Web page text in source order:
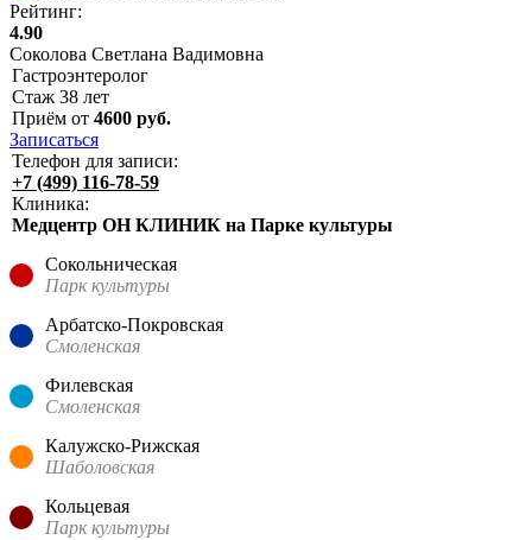
Рейтинг:
4.90
Соколова Светлана Вадимовна
Гастроэнтеролог
Стаж 38 лет
Приём от 4600 руб.
Записаться
Телефон для записи:
+7 (499) 116-78-59
Клиника:
Медцентр ОН КЛИНИК на Парке культуры
Сокольническая
Парк культуры
Арбатско-Покровская
Смоленская
Филевская
Смоленская
Калужско-Рижская
Шаболовская
Кольцевая
Парк культуры